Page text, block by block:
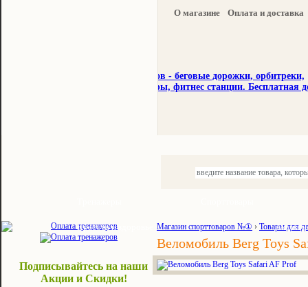
О магазине Оплата и доставка
Красота и здоровье Акции и
Подписывайтесь на наши
Акции и Скидки!
Магазин спорттоваров №① › Товары для
Веломобиль Berg Toys